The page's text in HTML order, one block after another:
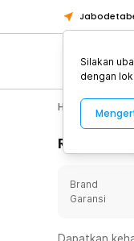
Home
Rincian
Brand
Garansi
Silakan
dengan